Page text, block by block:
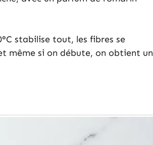
stabilise tout, les fibres se
même si on débute, on obtient un